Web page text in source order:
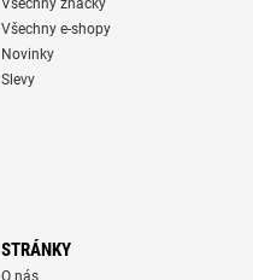
Všechny značky
Všechny e-shopy
Novinky
Slevy
STRÁNKY
O nás